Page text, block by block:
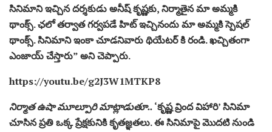
సినిమాని ఇచ్చిన దర్శకుడు అనీష్ కృష్ణకు, నిర్మాతైన మా అమ్మకి
థాంక్స్. ఛలో తర్వాత గర్వపడే హిట్ ఇచ్చినందు మా అమ్మకి స్పెషల్
థాంక్స్. సినిమాని ఇంకా చూడనివారు థియేటర్ కి రండి. ఖచ్చితంగా
ఎంజాయ్ చేస్తారు” అని చెప్పారు.
https://youtu.be/g2J3W1MTKP8
నిర్మాత ఉషా మూల్పూరి మాట్లాడుతూ..‘కృష్ణ వ్రింద విహారి’ సినిమా
చూసిన ప్రతి ఒక్క ప్రేక్షకునికి కృతజ్ఞతలు. ఈ సినిమాపై మొదటి నుండి